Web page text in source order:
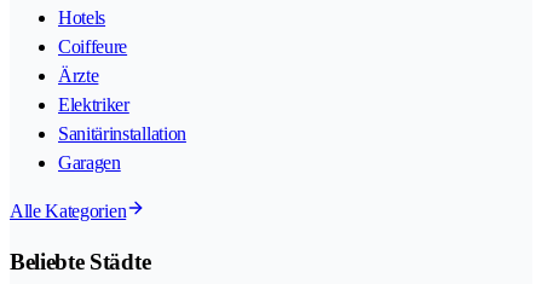
Hotels
Coiffeure
Ärzte
Elektriker
Sanitärinstallation
Garagen
Alle Kategorien
Beliebte Städte